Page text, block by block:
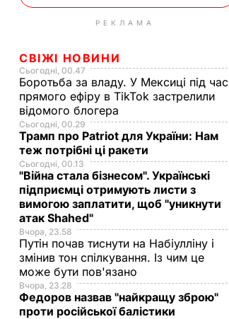
РЕКЛАМА
СВІЖІ НОВИНИ
Сьогодні, 00.47
Боротьба за владу. У Мексиці під час
прямого ефіру в TikTok застрелили
відомого блогера
Сьогодні, 00.29
Трамп про Patriot для України: Нам
теж потрібні ці ракети
Сьогодні, 00.13
"Війна стала бізнесом". Українські
підприємці отримують листи з
вимогою заплатити, щоб "уникнути
атак Shahed"
Вчора, 23.58
Путін почав тиснути на Набіулліну і
змінив тон спілкування. Із чим це
може бути пов'язано
Вчора, 23.28
Федоров назвав "найкращу зброю"
проти російської балістики